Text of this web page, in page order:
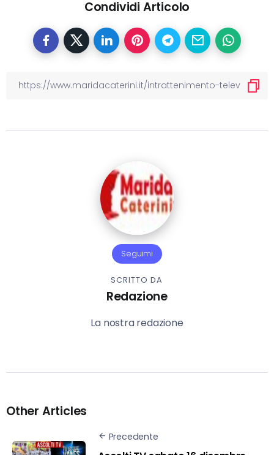
Condividi Articolo
Seguimi
SCRITTO DA
Redazione
La nostra redazione
Other Articles
Precedente